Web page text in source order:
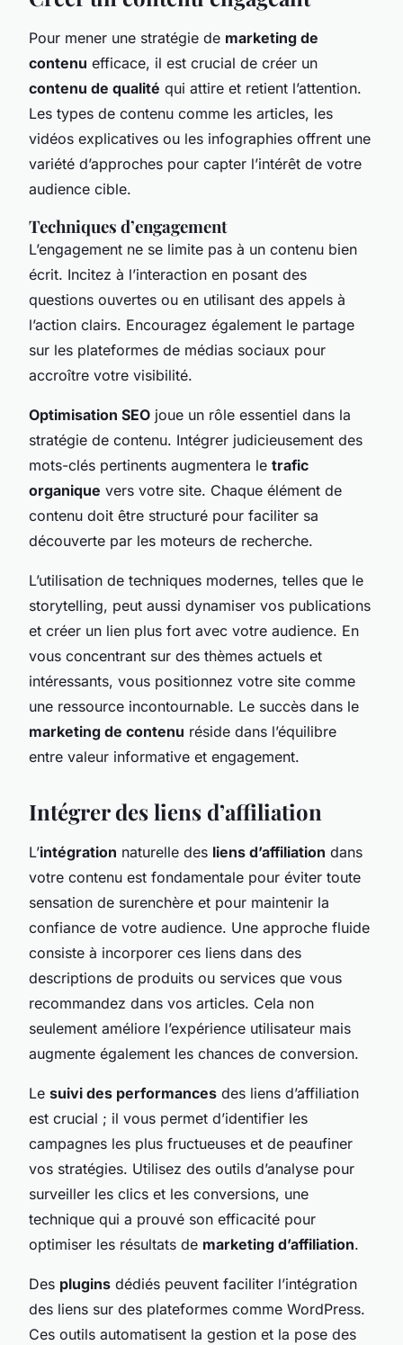
Pour mener une stratégie de marketing de
contenu efficace, il est crucial de créer un
contenu de qualité qui attire et retient l’attention.
Les types de contenu comme les articles, les
vidéos explicatives ou les infographies offrent une
variété d’approches pour capter l’intérêt de votre
audience cible.
Techniques d’engagement
L’engagement ne se limite pas à un contenu bien
écrit. Incitez à l’interaction en posant des
questions ouvertes ou en utilisant des appels à
l’action clairs. Encouragez également le partage
sur les plateformes de médias sociaux pour
accroître votre visibilité.
Optimisation SEO joue un rôle essentiel dans la
stratégie de contenu. Intégrer judicieusement des
mots-clés pertinents augmentera le trafic
organique vers votre site. Chaque élément de
contenu doit être structuré pour faciliter sa
découverte par les moteurs de recherche.
L’utilisation de techniques modernes, telles que le
storytelling, peut aussi dynamiser vos publications
et créer un lien plus fort avec votre audience. En
vous concentrant sur des thèmes actuels et
intéressants, vous positionnez votre site comme
une ressource incontournable. Le succès dans le
marketing de contenu réside dans l’équilibre
entre valeur informative et engagement.
Intégrer des liens d’affiliation
L’intégration naturelle des liens d’affiliation dans
votre contenu est fondamentale pour éviter toute
sensation de surenchère et pour maintenir la
confiance de votre audience. Une approche fluide
consiste à incorporer ces liens dans des
descriptions de produits ou services que vous
recommandez dans vos articles. Cela non
seulement améliore l’expérience utilisateur mais
augmente également les chances de conversion.
Le suivi des performances des liens d’affiliation
est crucial ; il vous permet d’identifier les
campagnes les plus fructueuses et de peaufiner
vos stratégies. Utilisez des outils d’analyse pour
surveiller les clics et les conversions, une
technique qui a prouvé son efficacité pour
optimiser les résultats de marketing d’affiliation.
Des plugins dédiés peuvent faciliter l’intégration
des liens sur des plateformes comme WordPress.
Ces outils automatisent la gestion et la pose des